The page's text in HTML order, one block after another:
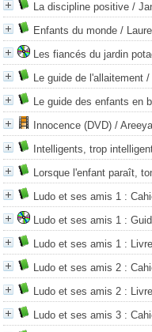
La discipline positive /
Enfants du monde /
Les fiancés du jardin
Le guide de l'allaitement /
Le guide des enfants en
Innocence (DVD) /
Intelligents, trop
Lorsque l'enfant paraît,
Ludo et ses amis 1 :
Ludo et ses amis 1 :
Ludo et ses amis 1 :
Ludo et ses amis 2 :
Ludo et ses amis 2 :
Ludo et ses amis 3 :